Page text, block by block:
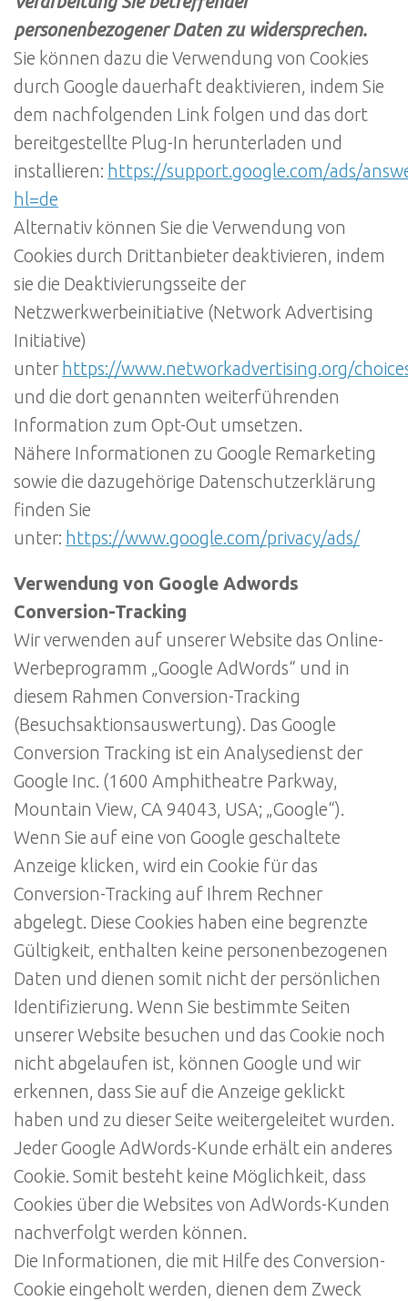
personenbezogener Daten zu widersprechen.
Sie können dazu die Verwendung von Cookies
durch Google dauerhaft deaktivieren, indem Sie
dem nachfolgenden Link folgen und das dort
bereitgestellte Plug-In herunterladen und
installieren: https://support.google.com/ads/
hl=de
Alternativ können Sie die Verwendung von
Cookies durch Drittanbieter deaktivieren, indem
sie die Deaktivierungsseite der
Netzwerkwerbeinitiative (Network Advertising
Initiative)
unter https://www.networkadvertising.org/
und die dort genannten weiterführenden
Information zum Opt-Out umsetzen.
Nähere Informationen zu Google Remarketing
sowie die dazugehörige Datenschutzerklärung
finden Sie
unter: https://www.google.com/privacy/ads/
Verwendung von Google Adwords
Conversion-Tracking
Wir verwenden auf unserer Website das Online-
Werbeprogramm „Google AdWords“ und in
diesem Rahmen Conversion-Tracking
(Besuchsaktionsauswertung). Das Google
Conversion Tracking ist ein Analysedienst der
Google Inc. (1600 Amphitheatre Parkway,
Mountain View, CA 94043, USA; „Google“).
Wenn Sie auf eine von Google geschaltete
Anzeige klicken, wird ein Cookie für das
Conversion-Tracking auf Ihrem Rechner
abgelegt. Diese Cookies haben eine begrenzte
Gültigkeit, enthalten keine personenbezogenen
Daten und dienen somit nicht der persönlichen
Identifizierung. Wenn Sie bestimmte Seiten
unserer Website besuchen und das Cookie noch
nicht abgelaufen ist, können Google und wir
erkennen, dass Sie auf die Anzeige geklickt
haben und zu dieser Seite weitergeleitet wurden.
Jeder Google AdWords-Kunde erhält ein anderes
Cookie. Somit besteht keine Möglichkeit, dass
Cookies über die Websites von AdWords-Kunden
nachverfolgt werden können.
Die Informationen, die mit Hilfe des Conversion-
Cookie eingeholt werden, dienen dem Zweck